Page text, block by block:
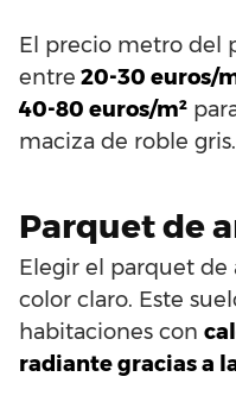
El precio metro del
entre 20-30 euros/
40-80 euros/m²
maciza de roble gris.
Parquet de
Elegir el parquet de
color claro. Este
habitaciones con
radiante gracias a